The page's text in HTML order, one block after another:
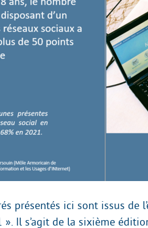
présentés ici sont issus de
». Il s’agit de la sixième